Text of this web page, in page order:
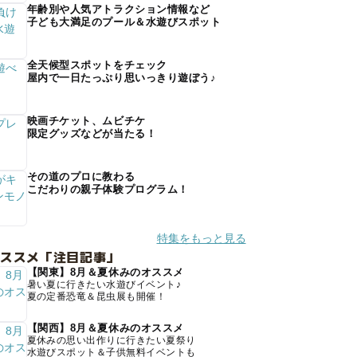
年齢別や人気アトラクション情報など
子ども大満足のプール＆水遊びスポット
全天候型スポットをチェック
屋内で一日たっぷり思いっきり遊ぼう♪
映画チケット、ムビチケ
限定グッズなどが当たる！
その道のプロに教わる
こだわりの親子体験プログラム！
特集をもっと見る
スメ「注目記事」
【関東】8月＆夏休みのオススメ
暑い夏に行きたい水遊びイベント♪
夏の定番恐竜＆昆虫展も開催！
【関西】8月＆夏休みのオススメ
夏休みの思い出作りに行きたい夏祭り
水遊びスポット＆子供無料イベントも